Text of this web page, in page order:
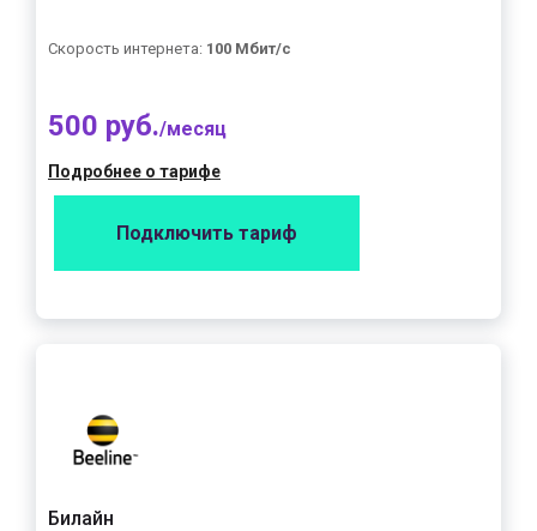
Скорость интернета: 100 Мбит/с
500 руб./месяц
Подробнее о тарифе
Подключить тариф
Билайн